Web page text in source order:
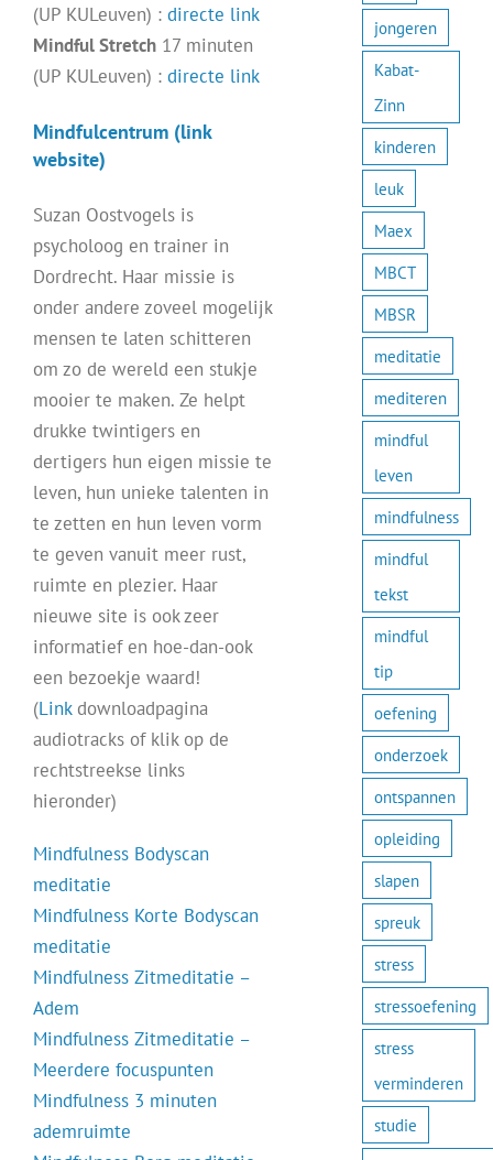
(UP KULeuven) : directe link
Mindful Stretch 17 minuten
(UP KULeuven) : directe link
Mindfulcentrum (link
website)
Suzan Oostvogels is
psycholoog en trainer in
Dordrecht. Haar missie is
onder andere zoveel mogelijk
mensen te laten schitteren
om zo de wereld een stukje
mooier te maken. Ze helpt
drukke twintigers en
dertigers hun eigen missie te
leven, hun unieke talenten in
te zetten en hun leven vorm
te geven vanuit meer rust,
ruimte en plezier. Haar
nieuwe site is ook zeer
informatief en hoe-dan-ook
een bezoekje waard!
(Linkdownloadpagina
audiotracks of klik op de
rechtstreekse links
hieronder)
Mindfulness Bodyscan
meditatie
Mindfulness Korte Bodyscan
meditatie
Mindfulness Zitmeditatie –
Adem
Mindfulness Zitmeditatie –
Meerdere focuspunten
Mindfulness 3 minuten
ademruimte
jongeren
Kabat-
Zinn
kinderen
leuk
Maex
MBCT
MBSR
meditatie
mediteren
mindful
leven
mindfulness
mindful
tekst
mindful
tip
oefening
onderzoek
ontspannen
opleiding
slapen
spreuk
stress
stressoefening
stress
verminderen
studie